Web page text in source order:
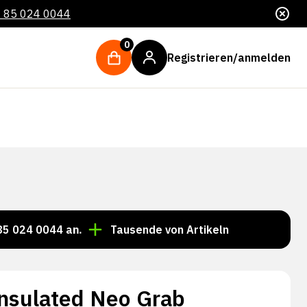
85 024 0044
0
Registrieren/anmelden
an. Tausende von Artikeln immer auf Lager!
Neo Grab